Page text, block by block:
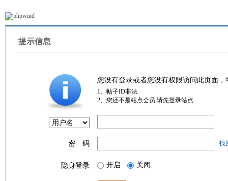
提示信息
您没有登录或者您没有权限访问此页面
1、帖子ID非法
2、您还不是站点会员,请先登录站点
密 码 找
隐身登录 开启 关闭